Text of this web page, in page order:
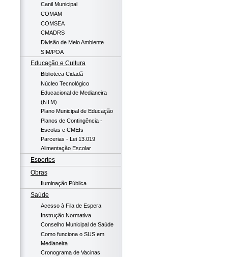
Canil Municipal
COMAM
COMSEA
CMADRS
Divisão de Meio Ambiente
SIM/POA
Educação e Cultura
Biblioteca Cidadã
Núcleo Tecnológico
Educacional de Medianeira
(NTM)
Plano Municipal de Educação
Planos de Contingência -
Escolas e CMEIs
Parcerias - Lei 13.019
Alimentação Escolar
Esportes
Obras
Iluminação Pública
Saúde
Acesso à Fila de Espera
Instrução Normativa
Conselho Municipal de Saúde
Como funciona o SUS em
Medianeira
Cronograma de Vacinas